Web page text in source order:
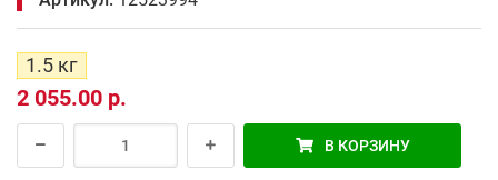
1.5 кг
2 055.00 р.
В КОРЗИНУ